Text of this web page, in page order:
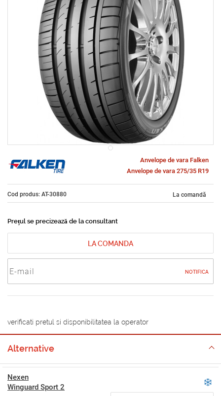
Anvelope de vara Falken
Anvelope de vara 275/35 R19
Cod produs: AT-30880 La comandă
Prețul se precizează de la consultant
LA COMANDA
NOTIFICA
verificati pretul si disponibilitatea la operator
Alternative
Nexen
Winguard Sport 2